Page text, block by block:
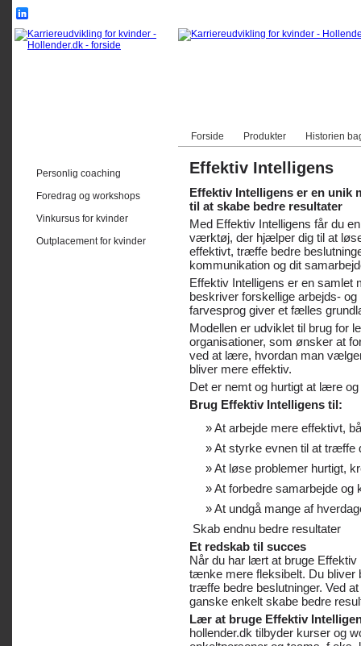
Forside Produkter Historien
Personlig coaching
Foredrag og workshops
Vinkursus for kvinder
Outplacement for kvinder
Effektiv Intelligens
Effektiv Intelligens er en unik
til at skabe bedre resultater
Med Effektiv Intelligens får du
værktøj, der hjælper dig til at
effektivt, træffe bedre
kommunikation og dit
Effektiv Intelligens er en samlet
beskriver forskellige arbejds-
farvesprog giver et fælles
Modellen er udviklet til brug for
organisationer, som ønsker at
ved at lære, hvordan man
bliver mere effektiv.
Det er nemt og hurtigt at lære
Brug Effektiv Intelligens til:
At arbejde mere effektivt,
At styrke evnen til at træffe
At løse problemer hurtigt,
At forbedre samarbejde og
At undgå mange af
Skab endnu bedre resultater
Et redskab til succes
Når du har lært at bruge Effektiv
tænke mere fleksibelt. Du bliver
træffe bedre beslutninger. Ved
ganske enkelt skabe bedre
Lær at bruge Effektiv
hollender.dk tilbyder kurser og